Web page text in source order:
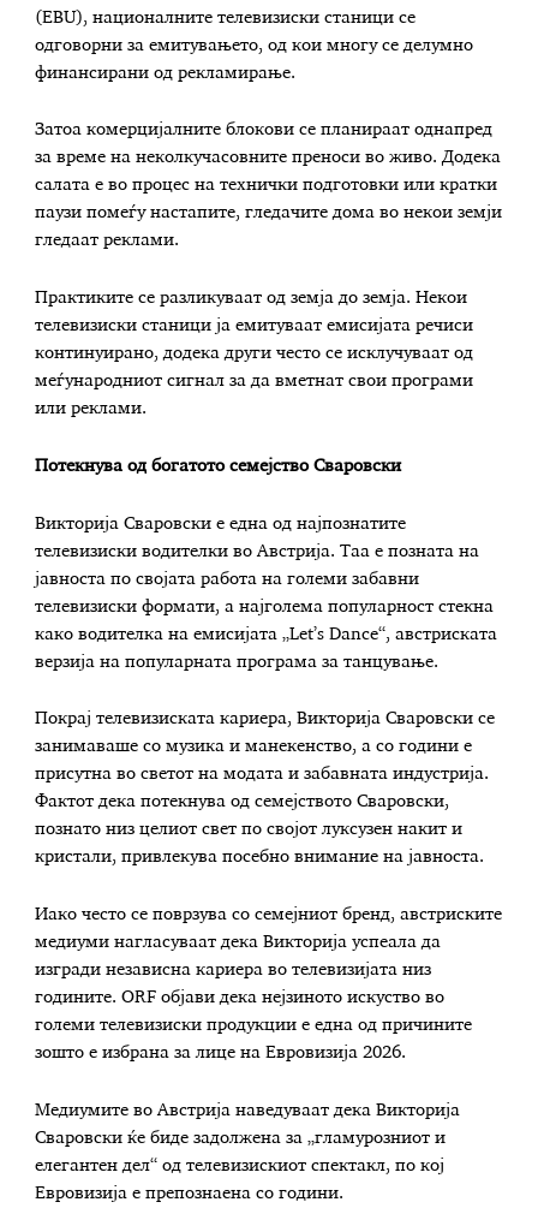
(EBU), националните телевизиски станици се
одговорни за емитувањето, од кои многу се делумно
финансирани од рекламирање.
Затоа комерцијалните блокови се планираат однапред
за време на неколкучасовните преноси во живо. Додека
салата е во процес на технички подготовки или кратки
паузи помеѓу настапите, гледачите дома во некои земји
гледаат реклами.
Практиките се разликуваат од земја до земја. Некои
телевизиски станици ја емитуваат емисијата речиси
континуирано, додека други често се исклучуваат од
меѓународниот сигнал за да вметнат свои програми
или реклами.
Потекнува од богатото семејство Сваровски
Викторија Сваровски е една од најпознатите
телевизиски водителки во Австрија. Таа е позната на
јавноста по својата работа на големи забавни
телевизиски формати, а најголема популарност стекна
како водителка на емисијата „Let’s Dance“, австриската
верзија на популарната програма за танцување.
Покрај телевизиската кариера, Викторија Сваровски се
занимаваше со музика и манекенство, а со години е
присутна во светот на модата и забавната индустрија.
Фактот дека потекнува од семејството Сваровски,
познато низ целиот свет по својот луксузен накит и
кристали, привлекува посебно внимание на јавноста.
Иако често се поврзува со семејниот бренд, австриските
медиуми нагласуваат дека Викторија успеала да
изгради независна кариера во телевизијата низ
годините. ORF објави дека нејзиното искуство во
големи телевизиски продукции е една од причините
зошто е избрана за лице на Евровизија 2026.
Медиумите во Австрија наведуваат дека Викторија
Сваровски ќе биде задолжена за „гламурозниот и
елегантен дел“ од телевизискиот спектакл, по кој
Евровизија е препознаена со години.